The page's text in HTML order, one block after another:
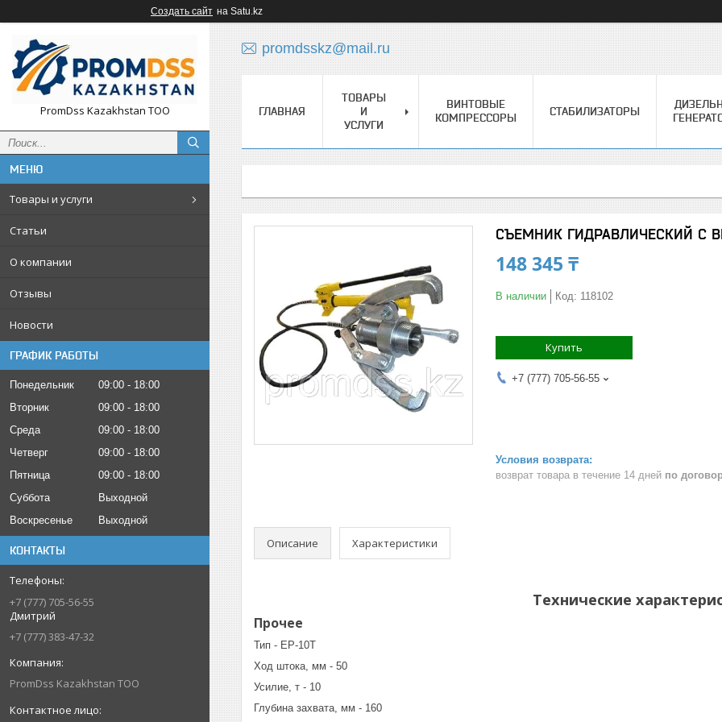
Создать сайт на Satu.kz
PromDss Kazakhstan TOO
Товары и услуги
Статьи
О компании
Отзывы
Новости
ГРАФИК РАБОТЫ
Понедельник 09:00
18:00
Вторник
09:00
18:00
Среда
09:00
18:00
Четверг
09:00
18:00
Пятница
09:00
18:00
Суббота
Выходной
Воскресенье
Выходной
КОНТАКТЫ
+7 (777) 705-56-55
Дмитрий
+7 (777) 383-47-32
PromDss Kazakhstan TOO
promdsskz@mail.ru
ГЛАВНАЯ
ТОВАРЫ
И
УСЛУГИ
ВИНТОВЫЕ
КОМПРЕССОРЫ
СТАБИЛИЗАТОРЫ
СЪЕМНИК ГИДРАВЛИЧЕСКИЙ С
148 345 ₸
В наличии Код: 118102
Купить
+7 (777) 705-56-55
возврат товара в течение 14 дней по
Описание Характеристики
Технические
Прочее
Тип - EP-10T
Ход штока, мм - 50
Усилие, т - 10
Глубина захвата, мм - 160